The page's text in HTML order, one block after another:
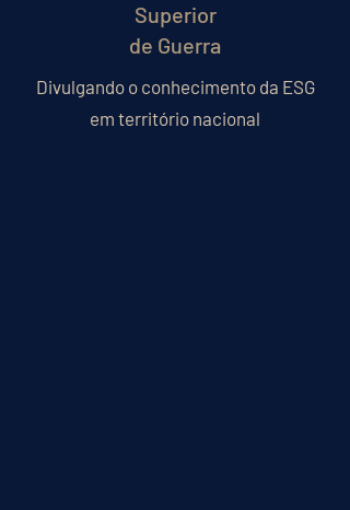
Superior
de Guerra
Divulgando o conhecimento da ESG
em território nacional